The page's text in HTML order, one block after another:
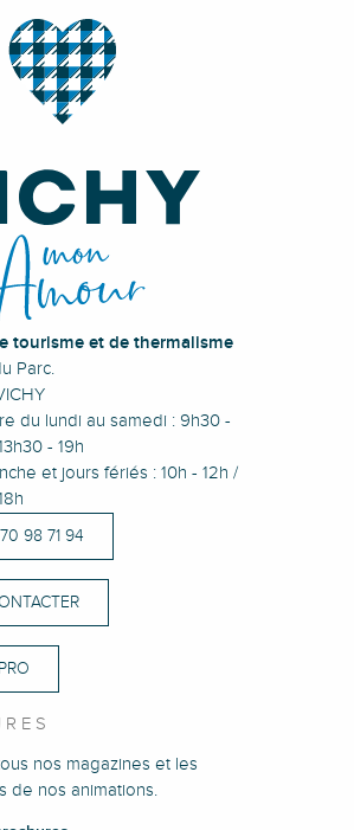
tourisme et de thermalisme
Parc.
du lundi au samedi : 9h30 -
- 19h
et jours fériés : 10h - 12h /
98 71 94
nos magazines et les
de nos animations.